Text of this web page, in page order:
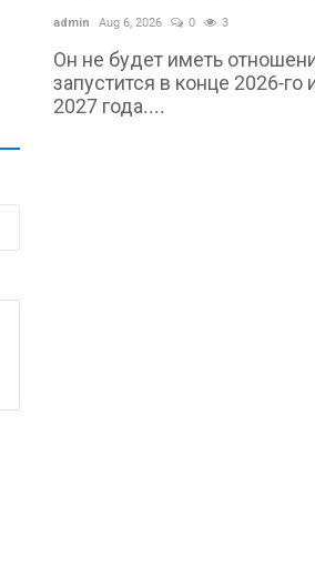
admin Aug 6, 2026 0 3
Он не будет иметь
запустится в конце 2026-го
2027 года....